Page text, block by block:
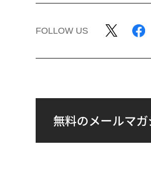
FOLLOW US
無料のメールマ